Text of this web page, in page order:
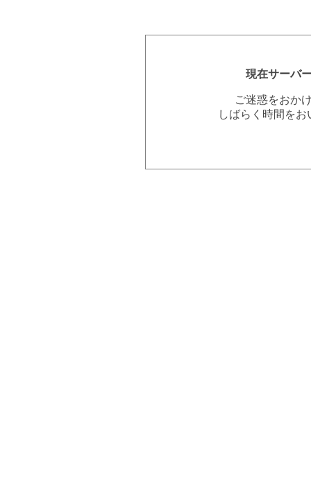
現在サーバ
ご迷惑をおか
しばらく時間を